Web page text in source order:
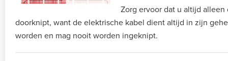
Zorg ervoor dat u altijd alleen
doorknipt, want de elektrische kabel dient altijd in zijn
worden en mag nooit worden ingeknipt.